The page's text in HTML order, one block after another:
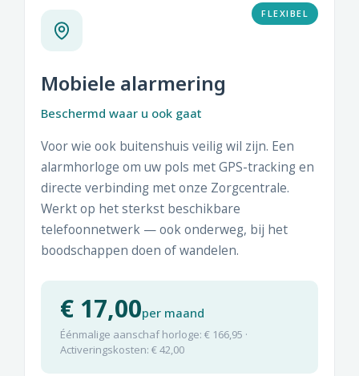
FLEXIBEL
Mobiele alarmering
Beschermd waar u ook gaat
Voor wie ook buitenshuis veilig wil zijn. Een
alarmhorloge om uw pols met GPS-tracking en
directe verbinding met onze Zorgcentrale.
Werkt op het sterkst beschikbare
telefoonnetwerk — ook onderweg, bij het
boodschappen doen of wandelen.
€ 17,00per maand
Éénmalige aanschaf horloge: € 166,95 ·
Activeringskosten: € 42,00